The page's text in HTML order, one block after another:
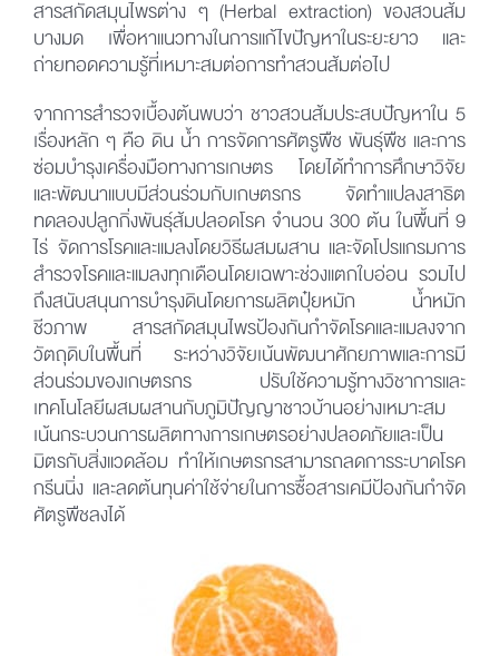
สารสกัดสมุนไพรต่าง ๆ (Herbal extraction) ของสวนส้ม
บางมด เพื่อหาแนวทางในการแก้ไขปัญหาในระยะยาว และ
ถ่ายทอดความรู้ที่เหมาะสมต่อการทำสวนส้มต่อไป
จากการสำรวจเบื้องต้นพบว่า ชาวสวนส้มประสบปัญหาใน 5
เรื่องหลัก ๆ คือ ดิน น้ำ การจัดการศัตรูพืช พันธุ์พืช และการ
ซ่อมบำรุงเครื่องมือทางการเกษตร โดยได้ทำการศึกษาวิจัย
และพัฒนาแบบมีส่วนร่วมกับเกษตรกร จัดทำแปลงสาธิต
ทดลองปลูกกิ่งพันธุ์ส้มปลอดโรค จำนวน 300 ต้น ในพื้นที่ 9
ไร่ จัดการโรคและแมลงโดยวิธีผสมผสาน และจัดโปรแกรมการ
สำรวจโรคและแมลงทุกเดือนโดยเฉพาะช่วงแตกใบอ่อน รวมไป
ถึงสนับสนุนการบำรุงดินโดยการผลิตปุ๋ยหมัก น้ำหมัก
ชีวภาพ สารสกัดสมุนไพรป้องกันกำจัดโรคและแมลงจาก
วัตถุดิบในพื้นที่ ระหว่างวิจัยเน้นพัฒนาศักยภาพและการมี
ส่วนร่วมของเกษตรกร ปรับใช้ความรู้ทางวิชาการและ
เทคโนโลยีผสมผสานกับภูมิปัญญาชาวบ้านอย่างเหมาะสม
เน้นกระบวนการผลิตทางการเกษตรอย่างปลอดภัยและเป็น
มิตรกับสิ่งแวดล้อม ทำให้เกษตรกรสามารถลดการระบาดโรค
กรีนนิ่ง และลดต้นทุนค่าใช้จ่ายในการซื้อสารเคมีป้องกันกำจัด
ศัตรูพืชลงได้